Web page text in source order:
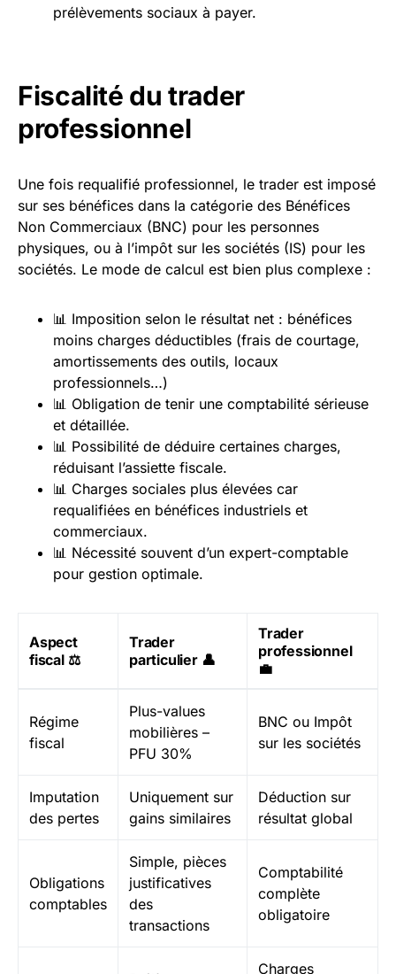
prélèvements sociaux à payer.
Fiscalité du trader
professionnel
Une fois requalifié professionnel, le trader est imposé
sur ses bénéfices dans la catégorie des Bénéfices
Non Commerciaux (BNC) pour les personnes
physiques, ou à l’impôt sur les sociétés (IS) pour les
sociétés. Le mode de calcul est bien plus complexe :
📊 Imposition selon le résultat net : bénéfices
moins charges déductibles (frais de courtage,
amortissements des outils, locaux
professionnels…)
📊 Obligation de tenir une comptabilité sérieuse
et détaillée.
📊 Possibilité de déduire certaines charges,
réduisant l’assiette fiscale.
📊 Charges sociales plus élevées car
requalifiées en bénéfices industriels et
commerciaux.
📊 Nécessité souvent d’un expert-comptable
pour gestion optimale.
Aspect
fiscal ⚖️
Trader
particulier 👤
Trader
professionnel
💼
Régime
fiscal
Plus-values
mobilières –
PFU 30%
BNC ou Impôt
sur les sociétés
Imputation
des pertes
Uniquement sur
gains similaires
Déduction sur
résultat global
Obligations
comptables
Simple, pièces
justificatives
des
transactions
Comptabilité
complète
obligatoire
Charges